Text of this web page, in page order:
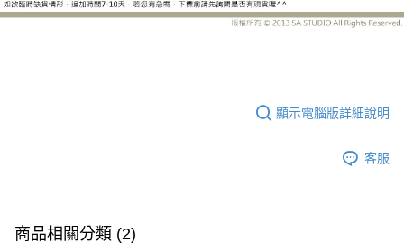
顯示電腦版詳細說明
客服
商品相關分類 (2)